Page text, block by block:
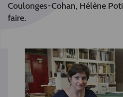
Coulonges-Cohan, Hélène
faire.